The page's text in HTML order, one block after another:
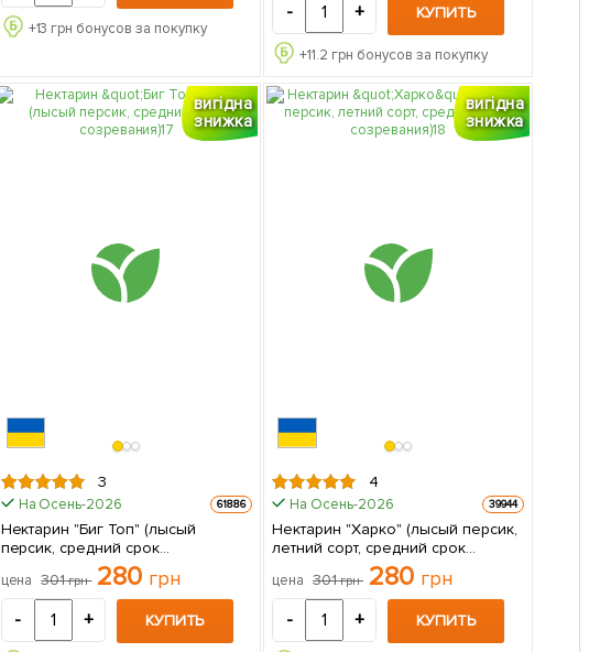
+13 грн бонусов за покупку
- + КУПИТЬ
+11.2 грн бонусов за покупку
вигідна
знижка
3
На Осень-2026 61886
Нектарин "Биг Топ" (лысый
персик, средний срок
созревания) 1 саженец в
упаковке
цена 301грн 280 грн
- + КУПИТЬ
вигідна
знижка
4
На Осень-2026 39944
Нектарин "Харко" (лысый персик,
летний сорт, средний срок
созревания) 1 саженец в
упаковке
цена 301грн 280 грн
- + КУПИТЬ